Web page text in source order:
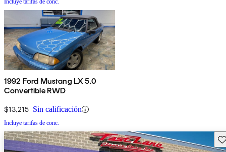
Incluye tarifas de conc.
1992 Ford Mustang LX 5.0
Convertible RWD
$13,215 Sin calificación
Incluye tarifas de conc.